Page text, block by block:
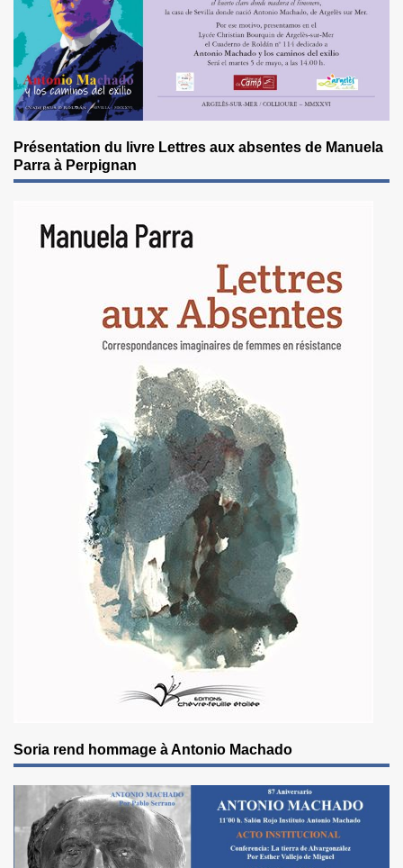
Présentation du livre Lettres aux absentes de Manuela
Parra à Perpignan
Soria rend hommage à Antonio Machado